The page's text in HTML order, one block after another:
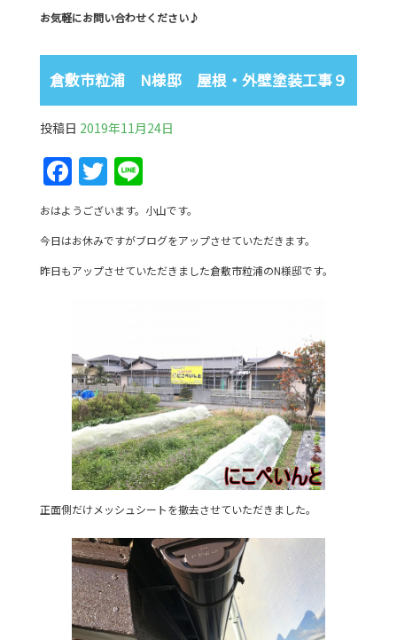
お気軽にお問い合わせください♪
倉敷市粒浦 N様邸 屋根・外壁塗装工事９
投稿日 2019年11月24日
F
a
c
e
b
k
T
w
itt
er
Li
n
e
おはようございます。小山です。
今日はお休みですがブログをアップさせていただきます。
昨日もアップさせていただきました倉敷市粒浦のN様邸です。
正面側だけメッシュシートを撤去させていただきました。